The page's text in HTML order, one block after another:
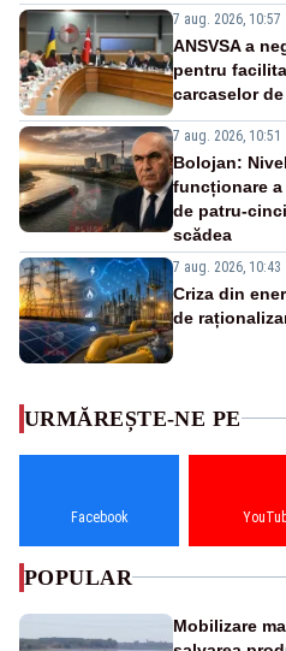
7 aug. 2026, 10:57
ANSVSA a
pentru
carcaselor
7 aug. 2026, 10:51
Bolojan:
funcționare a
de patru-
scădea
7 aug. 2026, 10:43
Criza din
de
URMĂREȘTE-NE PE
Facebook
POPULAR
Mobilizare